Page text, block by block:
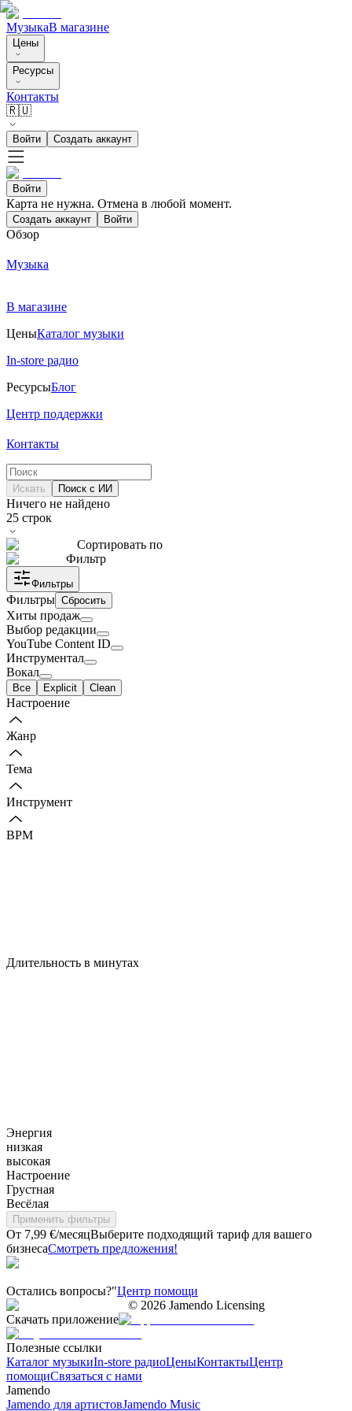
МузыкаВ магазине
Цены
Ресурсы
Контакты
🇷🇺
Войти Создать аккаунт
Войти
Карта не нужна. Отмена в любой момент.
Создать аккаунт Войти
Обзор
Музыка
В магазине
ЦеныКаталог музыки
In-store радио
РесурсыБлог
Центр поддержки
Контакты
Искать Поиск с ИИ
Ничего не найдено
25 строк
Сортировать по
Фильтр
Фильтры
Фильтры Сбросить
Хиты продаж
Выбор редакции
YouTube Content ID
Инструментал
Вокал
Все Explicit Clean
Настроение
Жанр
Тема
Инструмент
BPM
Длительность в минутах
Энергия
низкая
высокая
Настроение
Грустная
Весёлая
Применить фильтры
От 7,99 €/месяцВыберите подходящий тариф для вашего
бизнесаСмотреть предложения!
Остались вопросы?"Центр помощи
© 2026 Jamendo Licensing
Скачать приложение
Полезные ссылки
Каталог музыкиIn-store радиоЦеныКонтактыЦентр
помощиСвязаться с нами
Jamendo
Jamendo для артистовJamendo Music